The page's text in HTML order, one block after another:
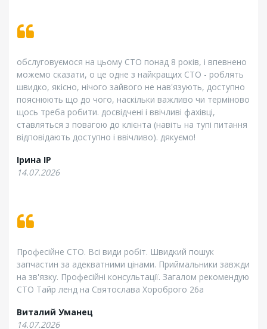
обслуговуємося на цьому СТО понад 8 років, і впевнено
можемо сказати, о це одне з найкращих СТО - роблять
швидко, якісно, нічого зайвого не нав'язують, доступно
пояснюють що до чого, наскільки важливо чи терміново
щось треба робити. досвідчені і ввічливі фахівці,
ставляться з повагою до клієнта (навіть на тупі питання
відповідають доступно і ввічливо). дякуємо!
Ірина ІР
14.07.2026
Професійне СТО. Всі види робіт. Швидкий пошук
запчастин за адекватними цінами. Приймальники завжди
на зв'язку. Професійні консультації. Загалом рекомендую
СТО Тайр ленд на Святослава Хороброго 26а
Виталий Уманец
14.07.2026